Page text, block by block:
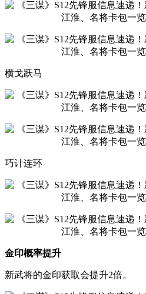
横戈跃马
巧计连环
金印概率提升
新武将的金印获取会提升2倍。